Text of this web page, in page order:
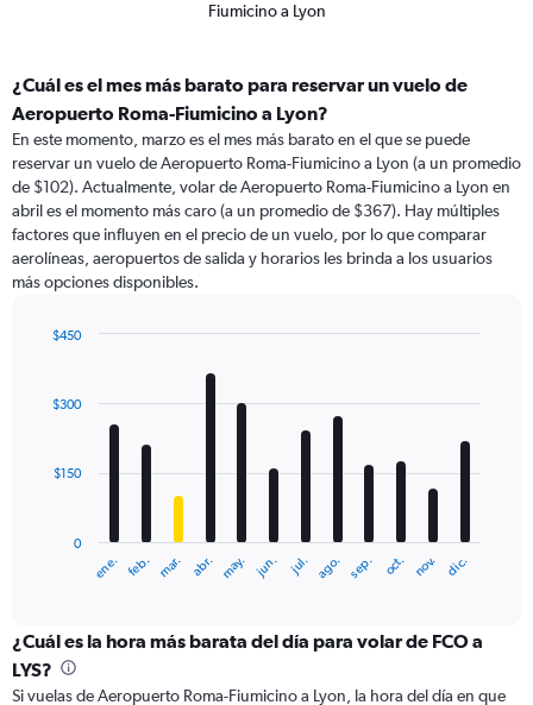
Fiumicino a Lyon
¿Cuál es el mes más barato para reservar un vuelo de
Aeropuerto Roma-Fiumicino a Lyon?
En este momento, marzo es el mes más barato en el que se puede
reservar un vuelo de Aeropuerto Roma-Fiumicino a Lyon (a un promedio
de $102). Actualmente, volar de Aeropuerto Roma-Fiumicino a Lyon en
abril es el momento más caro (a un promedio de $367). Hay múltiples
factores que influyen en el precio de un vuelo, por lo que comparar
aerolíneas, aeropuertos de salida y horarios les brinda a los usuarios
más opciones disponibles.
with
12
The
categories.
Range:
12
ene. feb. mar. abr. may. jun. jul. ago. sep. oct. nov. dic.
0
$150
$300
$450
¿Cuál es la hora más barata del día para volar de FCO a
LYS?
Si vuelas de Aeropuerto Roma-Fiumicino a Lyon, la hora del día en que